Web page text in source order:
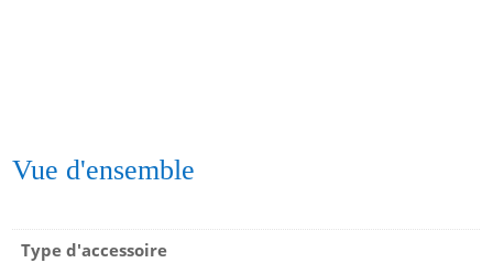
Vue d'ensemble
Type d'accessoire